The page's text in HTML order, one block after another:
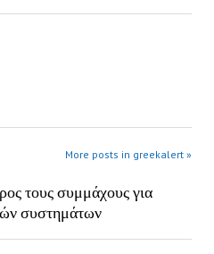
More posts in greekalert »
τους συμμάχους για
συστημάτων